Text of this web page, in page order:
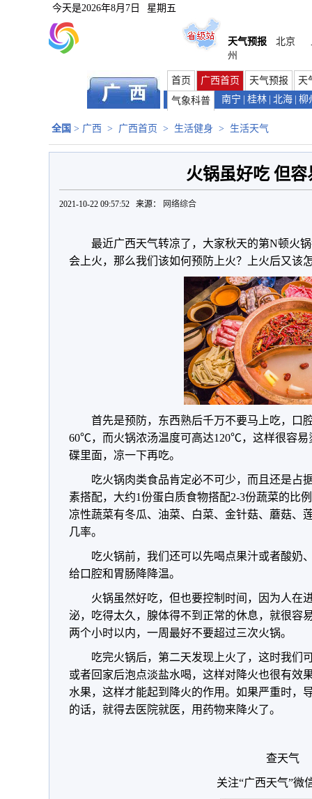
今天是2026年8月7日 星期五
天气预报 北京
州
首页 广西首页 天气预报
天
气象科普
南宁 桂林 北海 柳
全国 > 广西 > 广西首页 > 生活健身 > 生活天气
火锅虽好吃 但容
2021-10-22 09:57:52 来源： 网络综合
最近广西天气转凉了，大家秋天的第N顿火
会上火，那么我们该如何预防上火？上火后又该
首先是预防，东西熟后千万不要马上吃，口
60℃，而火锅浓汤温度可高达120℃，这样很容易
碟里面，凉一下再吃。
吃火锅肉类食品肯定必不可少，而且还是占
素搭配，大约1份蛋白质食物搭配2-3份蔬菜的比
凉性蔬菜有冬瓜、油菜、白菜、金针菇、蘑菇、
几率。
吃火锅前，我们还可以先喝点果汁或者酸奶
给口腔和胃肠降降温。
火锅虽然好吃，但也要控制时间，因为人在
泌，吃得太久，腺体得不到正常的休息，就很容
两个小时以内，一周最好不要超过三次火锅。
吃完火锅后，第二天发现上火了，这时我们
或者回家后泡点淡盐水喝，这样对降火也很有效
水果，这样才能起到降火的作用。如果严重时，
的话，就得去医院就医，用药物来降火了。
查天气
关注“广西天气”微